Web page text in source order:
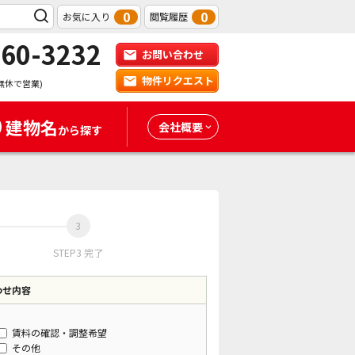
お気に入り 0 閲覧履歴 0
3232
休で営業)
お問い合わせ
物件リクエスト
建物名から探す 会社概要
STEP3 完了
内容
賃料の確認・調整希望
その他